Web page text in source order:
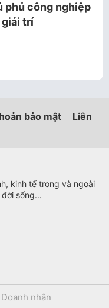
phủ công nghiệp
giải trí
bảo mật
Liên
kinh tế trong và ngoài
sống...
nhân